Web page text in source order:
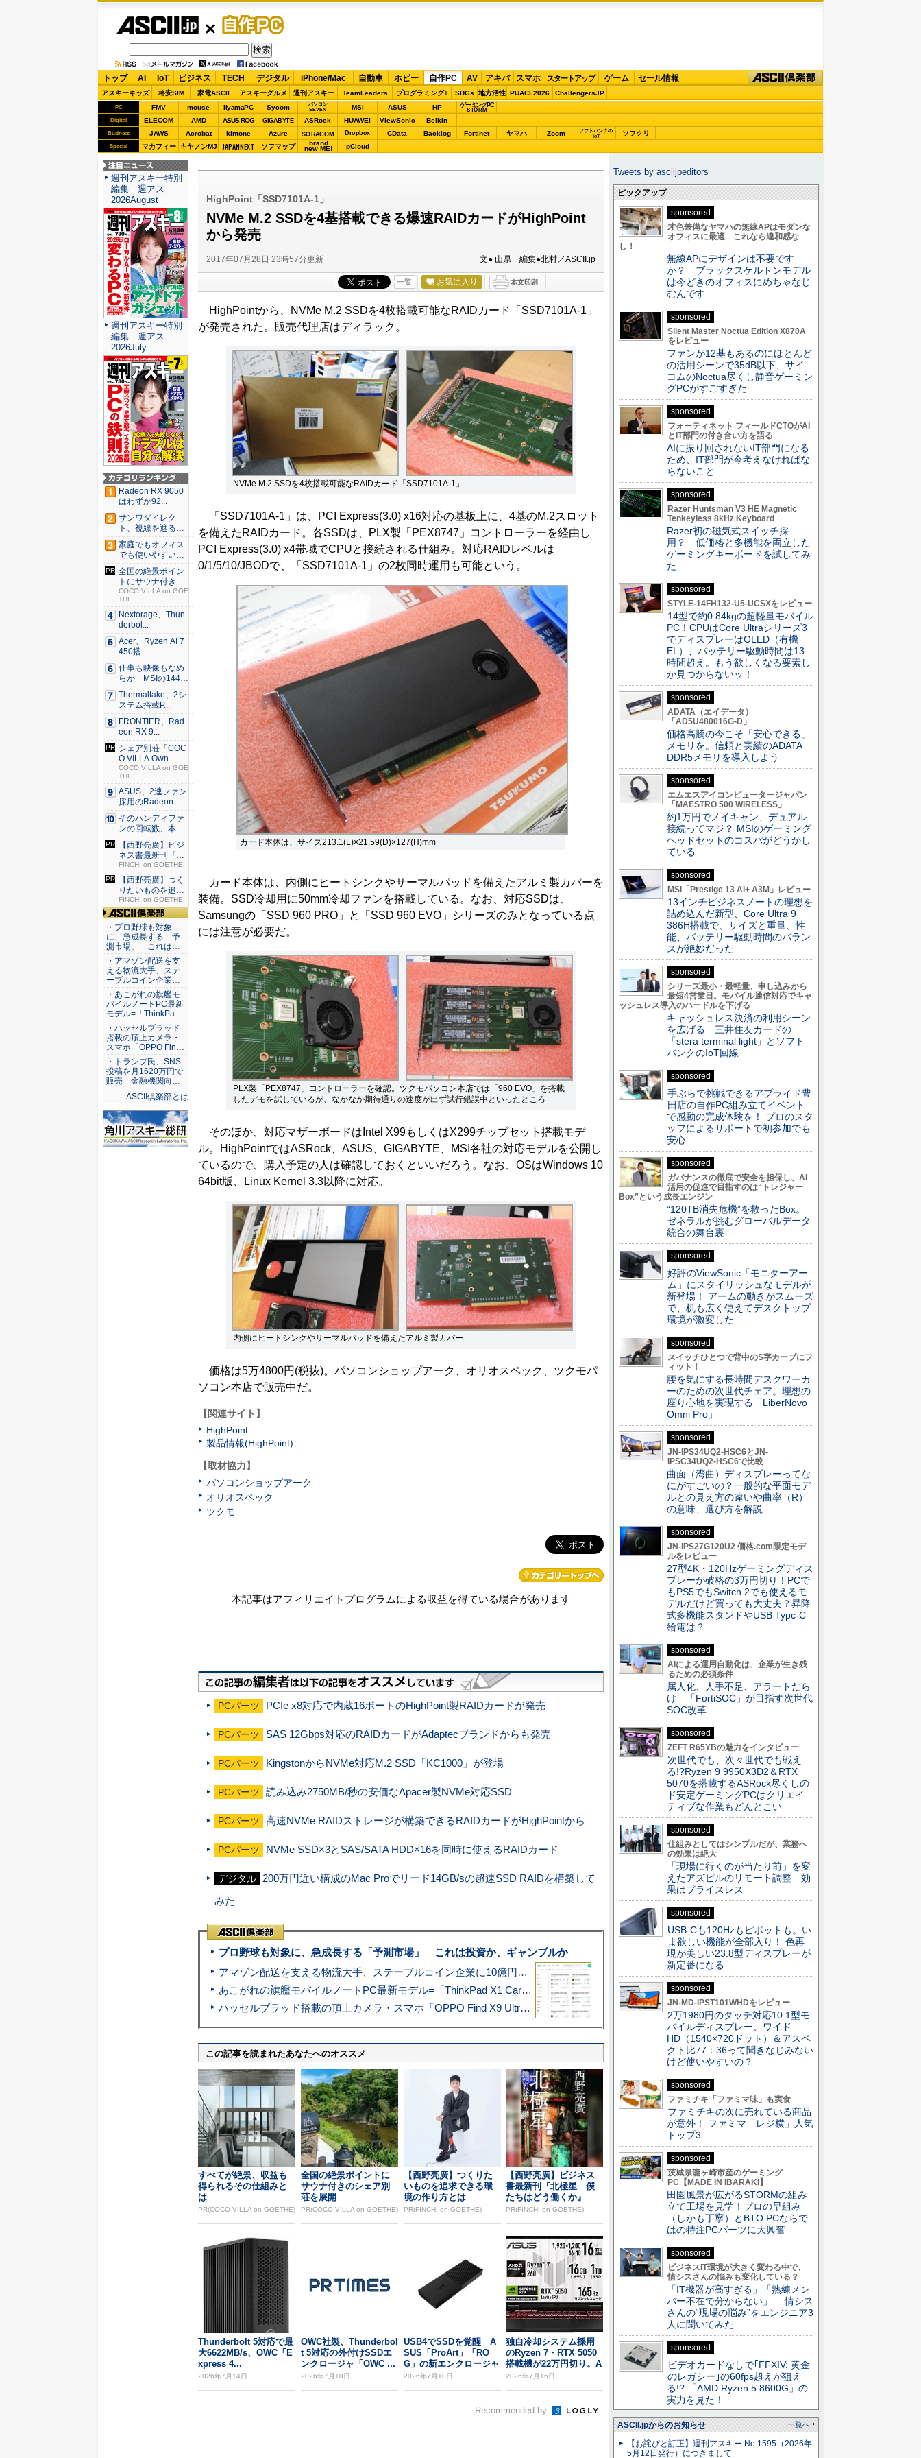
自作PC
トップ AI IoT ビジネス TECH デジタル iPhone/Mac 自動車 ホビー 自作PC AV アキバ スマホ スタートアップ ゲーム セール情報
アスキーキッズ 格安SIM 家電ASCII アスキーグルメ 週刊アスキー TeamLeaders プログラミング+ SDGs 地方活性 PUACL2026 ChallengersJP
PC FMV mouse iiyamaPC Sycom
パソコン
SEVEN
MSI ASUS HP ゲーミングPC
STORM
Digital ELECOM AMD ASUS ROG GIGABYTE ASRock HUAWEI ViewSonic Belkin
Business JAWS Acrobat kintone Azure SORACOM Dropbox CData Backlog Fortinet ヤマハ Zoom
ソフトバンクの
IoT
ソフクリ
Special マカフィー キヤノンMJ JAPANNEXT ソフマップ brand
new ME! pCloud
HighPoint「SSD7101A-1」
NVMe M.2 SSDを4基搭載できる爆速RAIDカードがHighPoint
から発売
2017年07月28日 23時57分更新 文● 山県 編集●北村／ASCII.jp
一覧 お気に入り
HighPointから、NVMe M.2 SSDを4枚搭載可能なRAIDカード「SSD7101A-1」
が発売された。販売代理店はディラック。
NVMe M.2 SSDを4枚搭載可能なRAIDカード「SSD7101A-1」
「SSD7101A-1」は、PCI Express(3.0) x16対応の基板上に、4基のM.2スロット
を備えたRAIDカード。各SSDは、PLX製「PEX8747」コントローラーを経由し
PCI Express(3.0) x4帯域でCPUと接続される仕組み。対応RAIDレベルは
0/1/5/10/JBODで、「SSD7101A-1」の2枚同時運用も可能という。
カード本体は、サイズ213.1(L)×21.59(D)×127(H)mm
カード本体は、内側にヒートシンクやサーマルパッドを備えたアルミ製カバーを
装備。SSD冷却用に50mm冷却ファンを搭載している。なお、対応SSDは、
Samsungの「SSD 960 PRO」と「SSD 960 EVO」シリーズのみとなっている点
には注意が必要だ。
PLX製「PEX8747」コントローラーを確認。ツクモパソコン本店では「960 EVO」を搭載
したデモを試しているが、なかなか期待通りの速度が出ず試行錯誤中といったところ
そのほか、対応マザーボードはIntel X99もしくはX299チップセット搭載モデ
ル。HighPointではASRock、ASUS、GIGABYTE、MSI各社の対応モデルを公開し
ているので、購入予定の人は確認しておくといいだろう。なお、OSはWindows 10
64bit版、Linux Kernel 3.3以降に対応。
内側にヒートシンクやサーマルパッドを備えたアルミ製カバー
価格は5万4800円(税抜)。パソコンショップアーク、オリオスペック、ツクモパ
ソコン本店で販売中だ。
【関連サイト】
HighPoint
製品情報(HighPoint)
【取材協力】
パソコンショップアーク
オリオスペック
ツクモ
本記事はアフィリエイトプログラムによる収益を得ている場合があります
PCパーツ PCIe x8対応で内蔵16ポートのHighPoint製RAIDカードが発売
PCパーツ SAS 12Gbps対応のRAIDカードがAdaptecブランドからも発売
PCパーツ KingstonからNVMe対応M.2 SSD「KC1000」が登場
PCパーツ 読み込み2750MB/秒の安価なApacer製NVMe対応SSD
PCパーツ 高速NVMe RAIDストレージが構築できるRAIDカードがHighPointから
PCパーツ NVMe SSD×3とSAS/SATA HDD×16を同時に使えるRAIDカード
デジタル
200万円近い構成のMac Proでリード14GB/sの超速SSD RAIDを構築して
みた
プロ野球も対象に、急成長する「予測市場」 これは投資か、ギャンブルか
アマゾン配送を支える物流大手、ステーブルコイン企業に10億円投資のワケ
あこがれの旗艦モバイルノートPC最新モデル=「ThinkPad X1 Carbon Gen 14 Aura Edition」実機レビュー
ハッセルブラッド搭載の頂上カメラ・スマホ「OPPO Find X9 Ultra」実写レビュー=プロが本気で徹底撮影しました!!
この記事を読まれたあなたへのオススメ
すべてが絶景、収益も
得られるその仕組みと
は
PR(COCO VILLA on GOETHE)
全国の絶景ポイントに
サウナ付きのシェア別
荘を展開
PR(COCO VILLA on GOETHE)
【西野亮廣】つくりた
いものを追求できる環
境の作り方とは
PR(FINCHI on GOETHE)
【西野亮廣】ビジネス
書最新刊『北極星 僕
たちはどう働くか』
PR(FINCHI on GOETHE)
Thunderbolt 5対応で最
大6622MB/s、OWC「E
xpress 4...
2026年7月14日
OWC社製、Thunderbol
t 5対応の外付けSSDエ
ンクロージャ「OWC ...
2026年7月10日
USB4でSSDを覚醒 A
SUS「ProArt」「RO
G」の新エンクロージャ
ー登...
2026年7月10日
独自冷却システム採用
のRyzen 7・RTX 5050
搭載機が22万円切り。A
S...
2026年7月16日
Recommended by
注目ニュース
週刊アスキー特別
編集 週アス
2026August
週刊アスキー特別
編集 週アス
2026July
Radeon RX 9050
はわずか92...
サンワダイレク
ト、視線を遮るフ
ェルト製デ...
家庭でもオフィス
でも使いやすい
Syno...
全国の絶景ポイン
トにサウナ付きの
シェア別...
COCO VILLA on GOE
THE
Nextorage、Thun
derbol...
Acer、Ryzen AI 7
450搭...
仕事も映像もなめ
らか MSIの144H
z...
Thermaltake、2シ
ステム搭載P...
FRONTIER、Rad
eon RX 9...
シェア別荘「COC
O VILLA Own...
COCO VILLA on GOE
THE
ASUS、2連ファン
採用のRadeon ...
そのハンディファ
ンの回転数、本
当？ 20...
【西野亮廣】ビジ
ネス書最新刊『北
極星 僕...
FINCHI on GOETHE
【西野亮廣】つく
りたいものを追求
できる環...
FINCHI on GOETHE
ASCII倶楽部
・プロ野球も対象
に、急成長する「予
測市場」 これは…
・アマゾン配送を支
える物流大手、ステ
ーブルコイン企業…
・あこがれの旗艦モ
バイルノートPC最新
モデル=「ThinkPa…
・ハッセルブラッド
搭載の頂上カメラ・
スマホ「OPPO Fin…
・トランプ氏、SNS
投稿を月1620万円で
販売 金融機関向…
ASCII倶楽部とは
Tweets by asciijpeditors
ピックアップ
sponsored
才色兼備なヤマハの無線APはモダンな
オフィスに最適 これなら違和感な
し！
無線APにデザインは不要です
か？ ブラックスケルトンモデル
は今どきのオフィスにめちゃなじ
むんです
sponsored
Silent Master Noctua Edition X870A
をレビュー
ファンが12基もあるのにほとんど
の活用シーンで35dB以下、サイ
コムのNoctua尽くし静音ゲーミン
グPCがすごすぎた
sponsored
フォーティネット フィールドCTOがAI
とIT部門の付き合い方を語る
AIに振り回されないIT部門になる
ため、IT部門が今考えなければな
らないこと
sponsored
Razer Huntsman V3 HE Magnetic
Tenkeyless 8kHz Keyboard
Razer初の磁気式スイッチ採
用？ 低価格と多機能を両立した
ゲーミングキーボードを試してみ
た
sponsored
STYLE-14FH132-U5-UCSXをレビュー
14型で約0.84kgの超軽量モバイル
PC！CPUはCore Ultraシリーズ3
でディスプレーはOLED（有機
EL）、バッテリー駆動時間は13
時間超え。もう欲しくなる要素し
か見つからないッ！
sponsored
ADATA（エイデータ）
「AD5U480016G-D」
価格高騰の今こそ「安心できる」
メモリを。信頼と実績のADATA
DDR5メモリを導入しよう
sponsored
エムエスアイコンピュータージャパン
「MAESTRO 500 WIRELESS」
約1万円でノイキャン、デュアル
接続ってマジ？ MSIのゲーミング
ヘッドセットのコスパがどうかし
ている
sponsored
MSI「Prestige 13 AI+ A3M」レビュー
13インチビジネスノートの理想を
詰め込んだ新型、Core Ultra 9
386H搭載で、サイズと重量、性
能、バッテリー駆動時間のバラン
スが絶妙だった
sponsored
シリーズ最小・最軽量、申し込みから
最短4営業日。モバイル通信対応でキャ
ッシュレス導入のハードルを下げる
キャッシュレス決済の利用シーン
を広げる 三井住友カードの
「stera terminal light」とソフト
バンクのIoT回線
sponsored
手ぶらで挑戦できるアプライド豊
田店の自作PC組み立てイベント
で感動の完成体験を！ プロのスタ
ッフによるサポートで初参加でも
安心
sponsored
ガバナンスの徹底で安全を担保し、AI
活用の促進で目指すのは“トレジャー
Box”という成長エンジン
“120TB消失危機”を救ったBox。
ゼネラルが挑むグローバルデータ
統合の舞台裏
sponsored
好評のViewSonic「モニターアー
ム」にスタイリッシュなモデルが
新登場！ アームの動きがスムーズ
で、机も広く使えてデスクトップ
環境が激変した
sponsored
スイッチひとつで背中のS字カーブにフ
ィット！
腰を気にする長時間デスクワーカ
ーのための次世代チェア。理想の
座り心地を実現する「LiberNovo
Omni Pro」
sponsored
JN-IPS34UQ2-HSC6とJN-
IPSC34UQ2-HSC6で比較
曲面（湾曲）ディスプレーってな
にがすごいの？一般的な平面モデ
ルとの見え方の違いや曲率（R）
の意味、選び方を解説
sponsored
JN-IPS27G120U2 価格.com限定モデ
ルをレビュー
27型4K・120Hzゲーミングディス
プレーが破格の3万円切り！PCで
もPS5でもSwitch 2でも使えるモ
デルだけど買っても大丈夫？昇降
式多機能スタンドやUSB Typc-C
給電は？
sponsored
AIによる運用自動化は、企業が生き残
るための必須条件
属人化、人手不足、アラートだら
け 「FortiSOC」が目指す次世代
SOC改革
sponsored
ZEFT R65YBの魅力をインタビュー
次世代でも、次々世代でも戦え
る!?Ryzen 9 9950X3D2＆RTX
5070を搭載するASRock尽くしの
ド安定ゲーミングPCはクリエイ
ティブな作業もどんとこい
sponsored
仕組みとしてはシンプルだが、業務へ
の効果は絶大
「現場に行くのが当たり前」を変
えたアズビルのリモート調整 効
果はプライスレス
sponsored
USB-Cも120Hzもピボットも。い
ま欲しい機能が全部入り！ 色再
現が美しい23.8型ディスプレーが
新定番になる
sponsored
JN-MD-IPST101WHDをレビュー
2万1980円のタッチ対応10.1型モ
バイルディスプレー、ワイド
HD（1540×720ドット）＆アスペ
クト比77：36って聞きなじみない
けど使いやすいの？
sponsored
ファミチキ「ファミマ味」も実食
ファミチキの次に売れている商品
が意外！ ファミマ「レジ横」人気
トップ3
sponsored
茨城県龍ヶ崎市産のゲーミング
PC【MADE IN IBARAKI】
田園風景が広がるSTORMの組み
立て工場を見学！プロの早組み
（しかも丁寧）とBTO PCならで
はの特注PCパーツに大興奮
sponsored
ビジネスIT環境が大きく変わる中で、
情シスさんの悩みも変化している？
「IT機器が高すぎる」「熟練メン
バー不在で分からない」… 情シス
さんの“現場の悩み”をエンジニア3
人に聞いてみた
sponsored
ビデオカードなしで｢FFXIV: 黄金
のレガシー｣の60fps超えが狙え
る!? 「AMD Ryzen 5 8600G」の
実力を見た！
ASCII.jpからのお知らせ 一覧へ
【お詫びと訂正】週刊アスキー No.1595（2026年
5月12日発行）につきまして